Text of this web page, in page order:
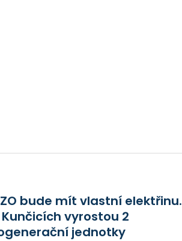
bude mít vlastní elektřinu.
Kunčicích vyrostou 2
jednotky